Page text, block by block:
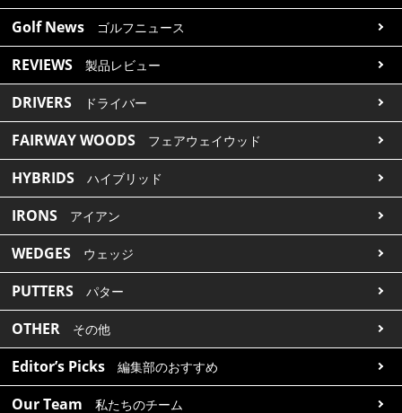
Golf News ゴルフニュース
REVIEWS 製品レビュー
DRIVERS ドライバー
FAIRWAY WOODS フェアウェイウッド
HYBRIDS ハイブリッド
IRONS アイアン
WEDGES ウェッジ
PUTTERS パター
OTHER その他
Editor’s Picks 編集部のおすすめ
Our Team 私たちのチーム